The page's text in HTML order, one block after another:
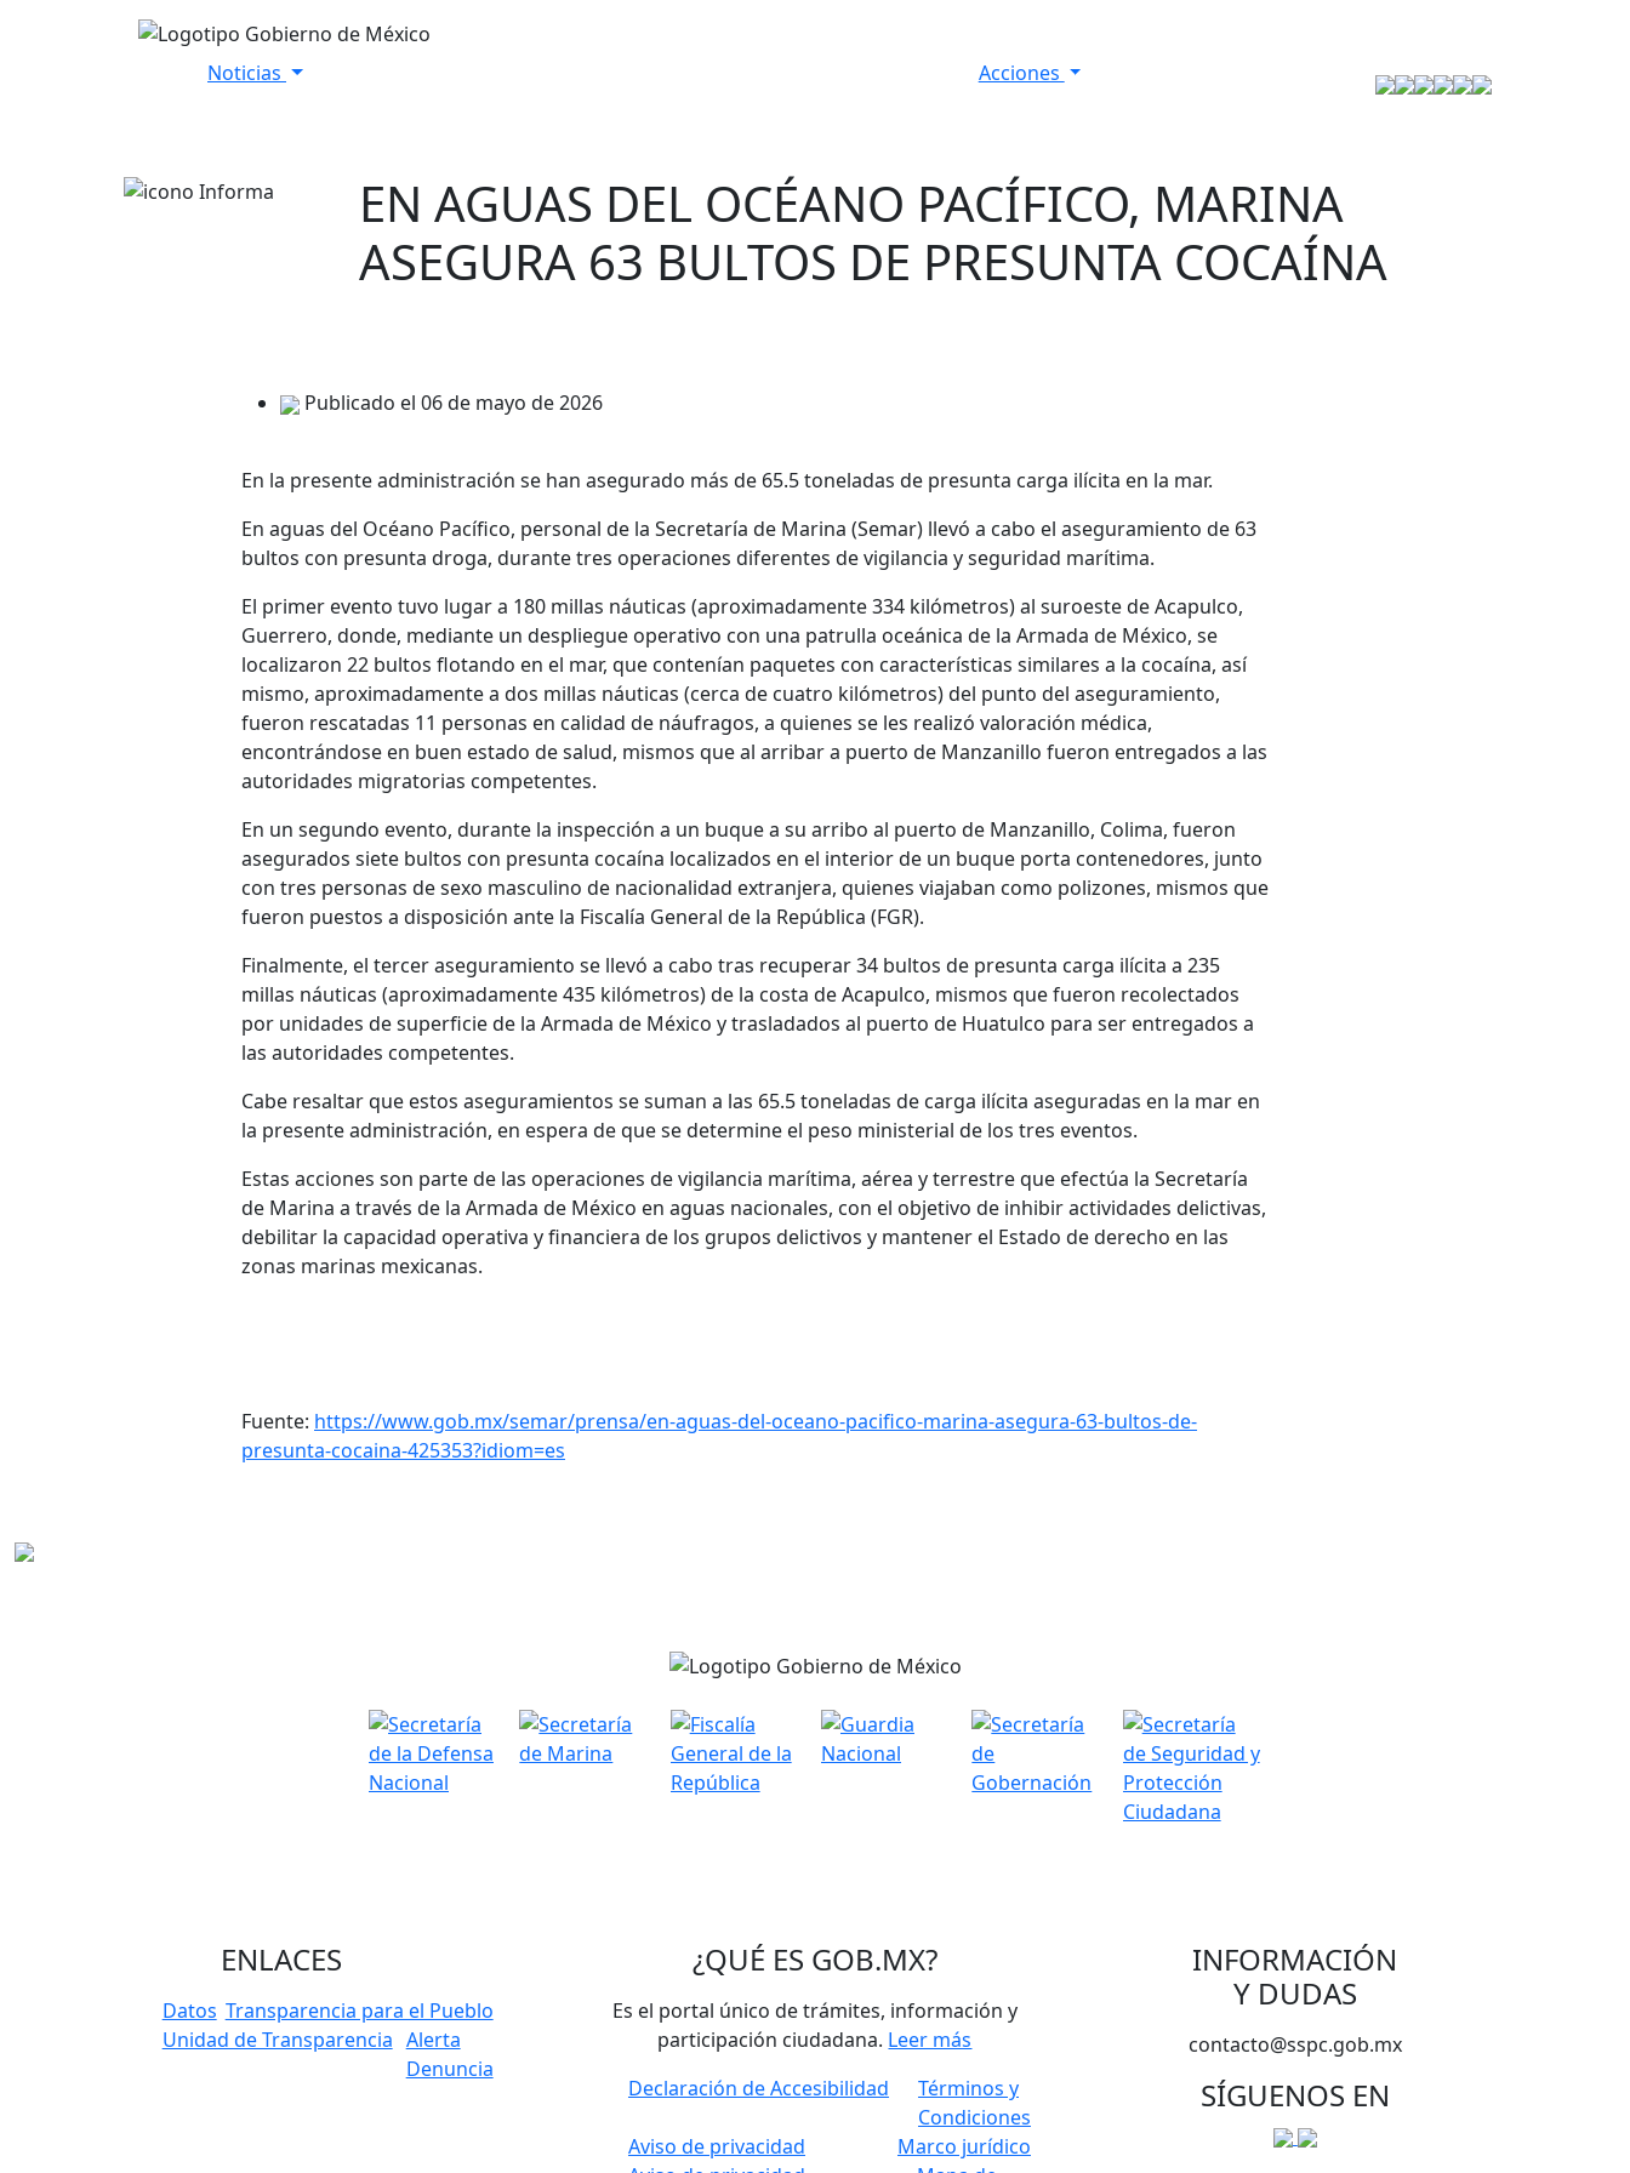
Noticias Acciones
EN AGUAS DEL OCÉANO PACÍFICO, MARINA
ASEGURA 63 BULTOS DE PRESUNTA COCAÍNA
Publicado el 06 de mayo de 2026
En la presente administración se han asegurado más de 65.5 toneladas de presunta carga ilícita en la mar.
En aguas del Océano Pacífico, personal de la Secretaría de Marina (Semar) llevó a cabo el aseguramiento de 63
bultos con presunta droga, durante tres operaciones diferentes de vigilancia y seguridad marítima.
El primer evento tuvo lugar a 180 millas náuticas (aproximadamente 334 kilómetros) al suroeste de Acapulco,
Guerrero, donde, mediante un despliegue operativo con una patrulla oceánica de la Armada de México, se
localizaron 22 bultos flotando en el mar, que contenían paquetes con características similares a la cocaína, así
mismo, aproximadamente a dos millas náuticas (cerca de cuatro kilómetros) del punto del aseguramiento,
fueron rescatadas 11 personas en calidad de náufragos, a quienes se les realizó valoración médica,
encontrándose en buen estado de salud, mismos que al arribar a puerto de Manzanillo fueron entregados a las
autoridades migratorias competentes.
En un segundo evento, durante la inspección a un buque a su arribo al puerto de Manzanillo, Colima, fueron
asegurados siete bultos con presunta cocaína localizados en el interior de un buque porta contenedores, junto
con tres personas de sexo masculino de nacionalidad extranjera, quienes viajaban como polizones, mismos que
fueron puestos a disposición ante la Fiscalía General de la República (FGR).
Finalmente, el tercer aseguramiento se llevó a cabo tras recuperar 34 bultos de presunta carga ilícita a 235
millas náuticas (aproximadamente 435 kilómetros) de la costa de Acapulco, mismos que fueron recolectados
por unidades de superficie de la Armada de México y trasladados al puerto de Huatulco para ser entregados a
las autoridades competentes.
Cabe resaltar que estos aseguramientos se suman a las 65.5 toneladas de carga ilícita aseguradas en la mar en
la presente administración, en espera de que se determine el peso ministerial de los tres eventos.
Estas acciones son parte de las operaciones de vigilancia marítima, aérea y terrestre que efectúa la Secretaría
de Marina a través de la Armada de México en aguas nacionales, con el objetivo de inhibir actividades delictivas,
debilitar la capacidad operativa y financiera de los grupos delictivos y mantener el Estado de derecho en las
zonas marinas mexicanas.
Fuente: https://www.gob.mx/semar/prensa/en-aguas-del-oceano-pacifico-marina-asegura-63-bultos-de-
presunta-cocaina-425353?idiom=es
ENLACES
Datos Transparencia para el Pueblo
Unidad de Transparencia Alerta
Denuncia
¿QUÉ ES GOB.MX?
Es el portal único de trámites, información y
participación ciudadana. Leer más
Declaración de Accesibilidad
Términos y
Condiciones
Aviso de privacidad
Marco jurídico
INFORMACIÓN
Y DUDAS
contacto@sspc.gob.mx
SÍGUENOS EN